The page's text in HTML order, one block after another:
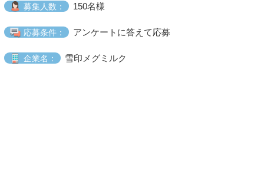
募集人数： 150名様
応募条件： アンケートに答えて応募
企業名： 雪印メグミルク